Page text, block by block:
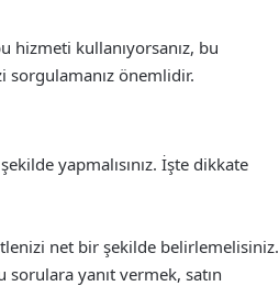
hizmeti kullanıyorsanız, bu
sorgulamanız önemlidir.
yapmalısınız. İşte dikkate
net bir şekilde belirlemelisiniz.
yanıt vermek, satın